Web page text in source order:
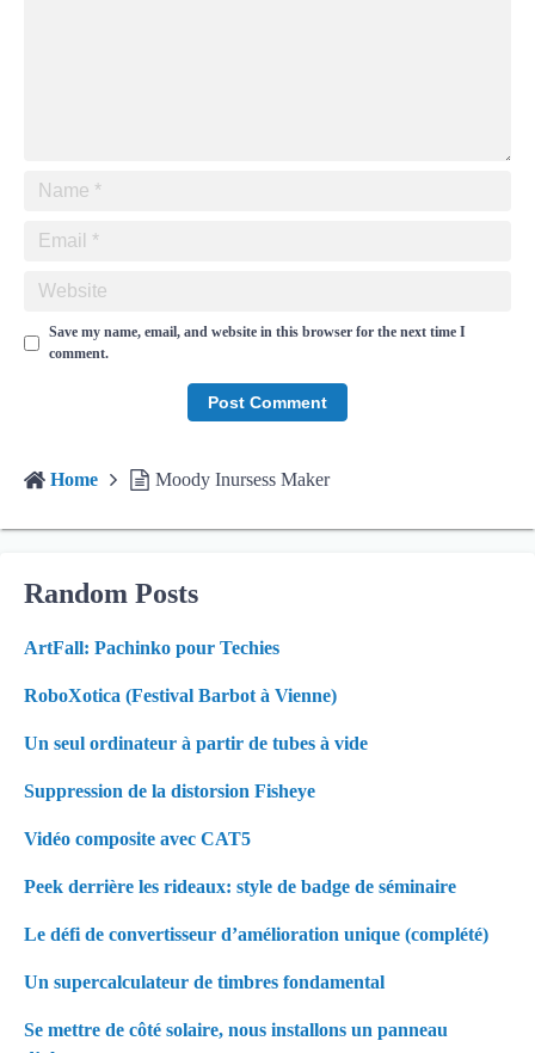
Save my name, email, and website in this browser for the next time I
comment.
Home Moody Inursess Maker
Random Posts
ArtFall: Pachinko pour Techies
RoboXotica (Festival Barbot à Vienne)
Un seul ordinateur à partir de tubes à vide
Suppression de la distorsion Fisheye
Vidéo composite avec CAT5
Peek derrière les rideaux: style de badge de séminaire
Le défi de convertisseur d’amélioration unique (complété)
Un supercalculateur de timbres fondamental
Se mettre de côté solaire, nous installons un panneau